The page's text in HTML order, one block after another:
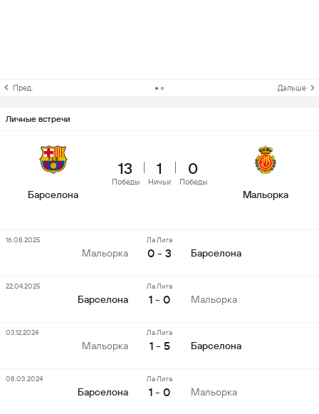
Пред. Дальше
Личные встречи
Барселона
13
Победы
1
Ничьи
0
Победы
Мальорка
Мальорка
Ла Лига
0 - 3 Барселона
16.08.2025
Барселона
Ла Лига
1 - 0 Мальорка
22.04.2025
Мальорка
Ла Лига
1 - 5 Барселона
03.12.2024
Барселона
Ла Лига
1 - 0 Мальорка
08.03.2024